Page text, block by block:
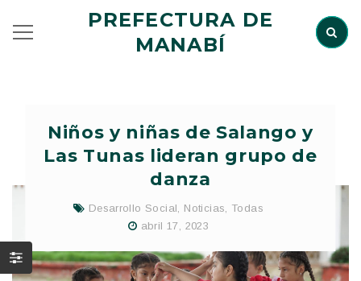
PREFECTURA DE
MANABÍ
Niños y niñas de Salango y
Las Tunas lideran grupo de
danza
Desarrollo Social Noticias
Todas
abril 17, 2023